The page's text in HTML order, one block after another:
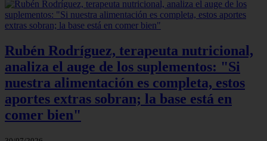
Rubén Rodríguez, terapeuta nutricional,
analiza el auge de los suplementos: "Si
nuestra alimentación es completa, estos
aportes extras sobran; la base está en
comer bien"